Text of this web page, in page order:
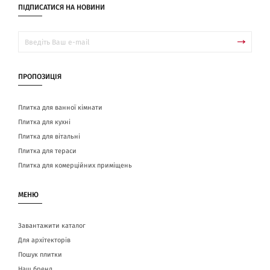
ПІДПИСАТИСЯ НА НОВИНИ
ПРОПОЗИЦІЯ
Плитка для ванної кімнати
Плитка для кухні
Плитка для вітальні
Плитка для тераси
Плитка для комерційних приміщень
МЕНЮ
Завантажити каталог
Для архітекторів
Пошук плитки